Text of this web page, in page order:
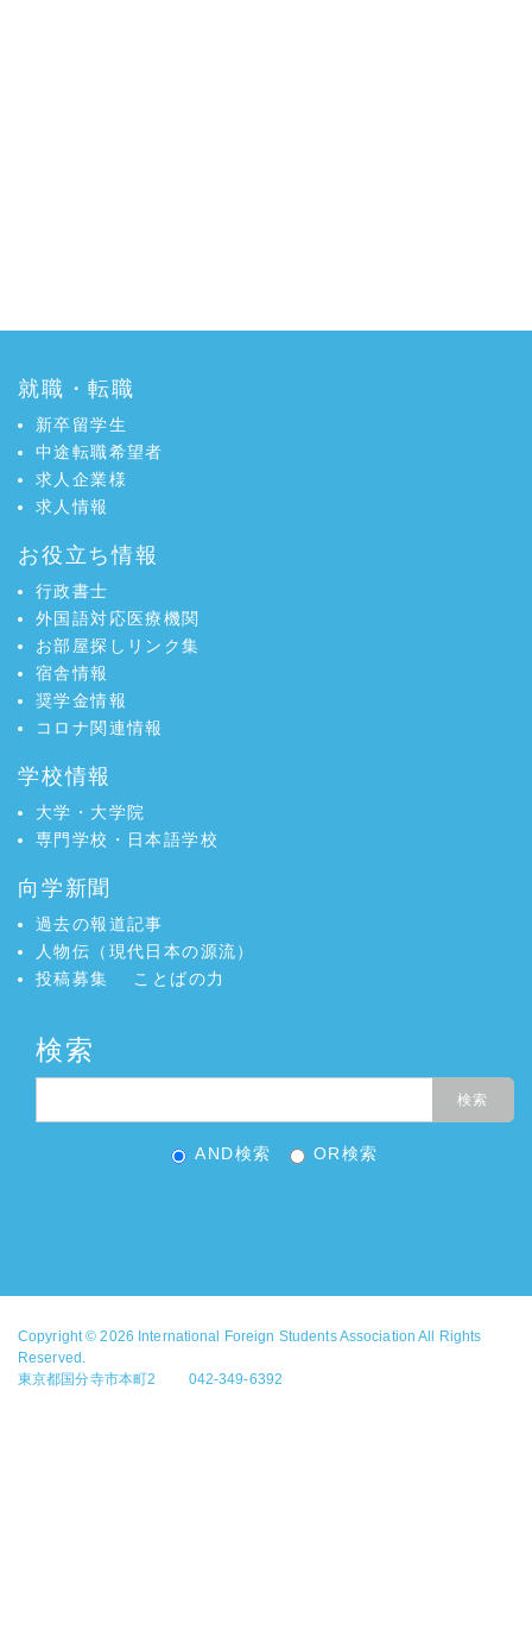
就職・転職
新卒留学生
中途転職希望者
求人企業様
求人情報
お役立ち情報
行政書士
外国語対応医療機関
お部屋探しリンク集
宿舎情報
奨学金情報
コロナ関連情報
学校情報
大学・大学院
専門学校・日本語学校
向学新聞
過去の報道記事
人物伝（現代日本の源流）
投稿募集
ことばの力
検索
AND検索 OR検索
Copyright © 2026 International Foreign Students Association All Rights
Reserved.
東京都国分寺市本町2 042-349-6392